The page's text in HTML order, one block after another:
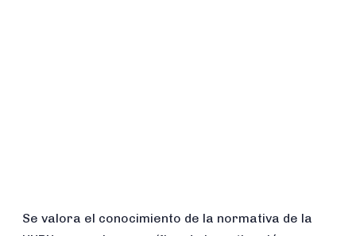
Se valora el conocimiento de la normativa de la